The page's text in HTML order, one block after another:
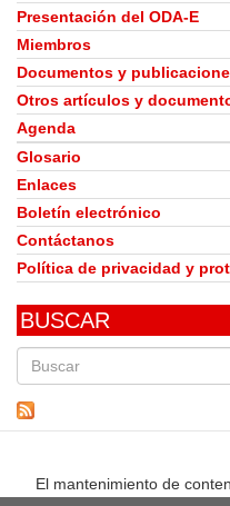
Presentación del ODA-E
Miembros
Documentos y
Otros artículos y
Agenda
Glosario
Enlaces
Boletín electrónico
Contáctanos
Política de privacidad y
BUSCAR
en
El mantenimiento de